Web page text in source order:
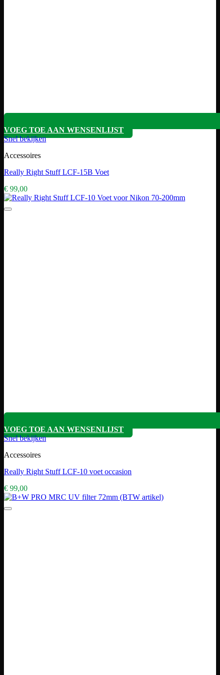
VOEG TOE AAN WENSENLIJST
Snel bekijken
Accessoires
Really Right Stuff LCF-15B Voet
€ 99,00
VOEG TOE AAN WENSENLIJST
Snel bekijken
Accessoires
Really Right Stuff LCF-10 voet occasion
€ 99,00